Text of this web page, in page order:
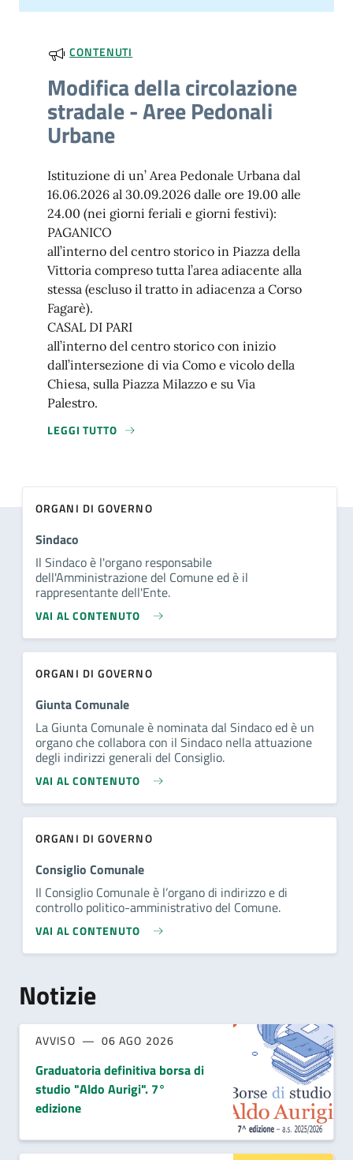
CONTENUTI
Modifica della circolazione
stradale - Aree Pedonali
Urbane
Istituzione di un’ Area Pedonale Urbana dal
16.06.2026 al 30.09.2026 dalle ore 19.00 alle
24.00 (nei giorni feriali e giorni festivi):
PAGANICO
all’interno del centro storico in Piazza della
Vittoria compreso tutta l’area adiacente alla
stessa (escluso il tratto in adiacenza a Corso
Fagarè).
CASAL DI PARI
all’interno del centro storico con inizio
dall’intersezione di via Como e vicolo della
Chiesa, sulla Piazza Milazzo e su Via
Palestro.
LEGGI TUTTO
ORGANI DI GOVERNO
Sindaco
Il Sindaco è l'organo responsabile
dell'Amministrazione del Comune ed è il
rappresentante dell'Ente.
VAI AL CONTENUTO
ORGANI DI GOVERNO
Giunta Comunale
La Giunta Comunale è nominata dal Sindaco ed è un
organo che collabora con il Sindaco nella attuazione
degli indirizzi generali del Consiglio.
VAI AL CONTENUTO
ORGANI DI GOVERNO
Consiglio Comunale
Il Consiglio Comunale è l’organo di indirizzo e di
controllo politico-amministrativo del Comune.
VAI AL CONTENUTO
Notizie
AVVISO 06 AGO 2026
Graduatoria definitiva borsa di
studio "Aldo Aurigi". 7°
edizione